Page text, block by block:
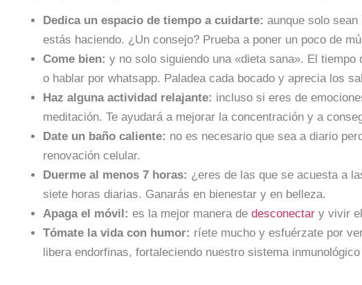
Dedica un espacio de tiempo a cuidarte: aunque solo
estás haciendo. ¿Un consejo? Prueba a poner un poco de
Come bien: y no solo siguiendo una «dieta sana». El
o hablar por whatsapp. Paladea cada bocado y aprecia los
Haz alguna actividad relajante: incluso si eres de
meditación. Te ayudará a mejorar la concentración y a
Date un baño caliente: no es necesario que sea a diario
renovación celular.
Duerme al menos 7 horas: ¿eres de las que se acuesta a
siete horas diarias. Ganarás en bienestar y en belleza.
Apaga el móvil: es la mejor manera de desconectar y vivir
Tómate la vida con humor: ríete mucho y esfuérzate por
libera endorfinas, fortaleciendo nuestro sistema